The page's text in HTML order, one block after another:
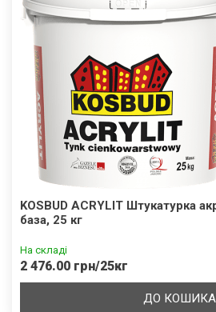
KOSBUD ACRYLIT Штукатурка
база, 25 кг
На складі
2 476.00 грн/25кг
ДО КОШИКА